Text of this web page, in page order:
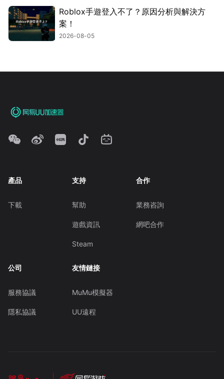
Roblox手遊登入不了？原因分析與解決方
案！
2026-08-05
產品
下載
支持
幫助
遊戲資訊
Steam
合作
業務咨詢
網吧合作
公司
服務協議
隱私協議
友情鏈接
MuMu模擬器
UU遠程